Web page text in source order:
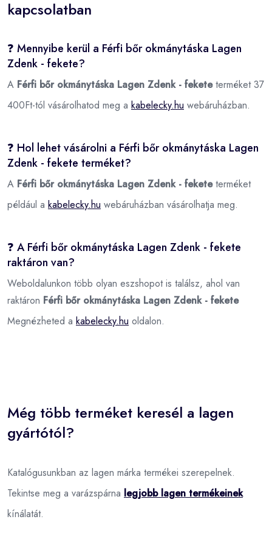
kapcsolatban
❓ Mennyibe kerül a Férfi bőr okmánytáska Lagen
Zdenk - fekete?
A Férfi bőr okmánytáska Lagen Zdenk - feketeterméket 37
400Ft-tól vásárolhatod meg a kabelecky.hu webáruházban.
❓ Hol lehet vásárolni a Férfi bőr okmánytáska Lagen
Zdenk - fekete terméket?
A Férfi bőr okmánytáska Lagen Zdenk - feketeterméket
például a kabelecky.hu webáruházban vásárolhatja meg.
❓ A Férfi bőr okmánytáska Lagen Zdenk - fekete
raktáron van?
Weboldalunkon több olyan eszshopot is találsz, ahol van
raktáron Férfi bőr okmánytáska Lagen Zdenk - fekete
Megnézheted a kabelecky.hu oldalon.
Még több terméket keresél a lagen
gyártótól?
Katalógusunkban az lagen márka termékei szerepelnek.
Tekintse meg a varázspárna legjobb lagen termékeinek
kínálatát.